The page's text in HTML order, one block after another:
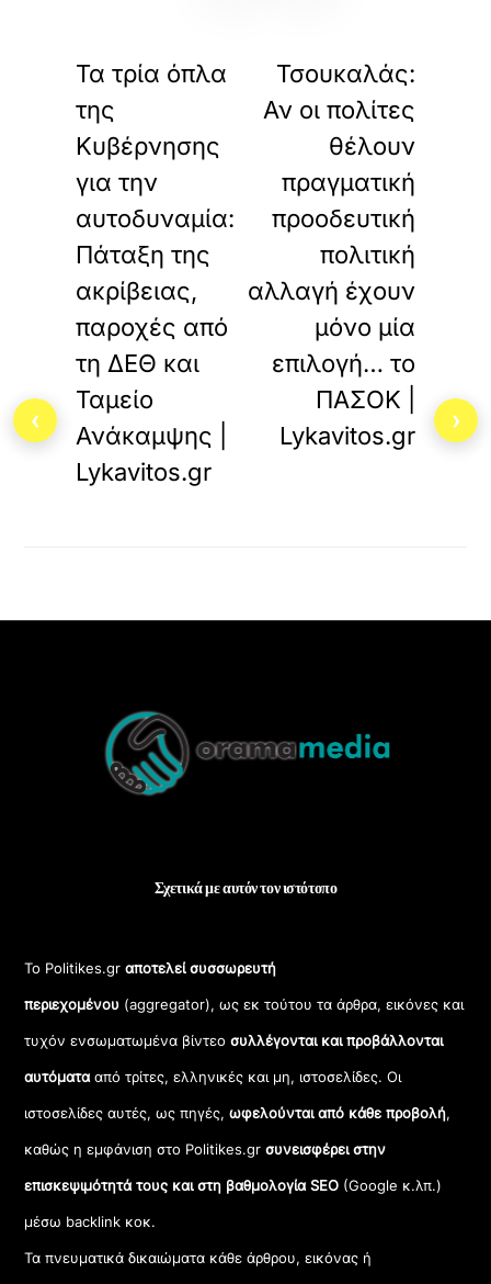
Τα τρία όπλα
της
Κυβέρνησης
για την
αυτοδυναμία:
Πάταξη της
ακρίβειας,
παροχές από
τη ΔΕΘ και
Ταμείο
Ανάκαμψης |
Lykavitos.gr
Τσουκαλάς:
Αν οι πολίτες
θέλουν
πραγματική
προοδευτική
πολιτική
αλλαγή έχουν
μόνο μία
επιλογή… το
ΠΑΣΟΚ |
Lykavitos.gr
Top
Σχετικά με αυτόν τον ιστότοπο
Το Politikes.grαποτελεί συσσωρευτή
περιεχομένου (aggregator), ως εκ τούτου τα άρθρα, εικόνες και
τυχόν ενσωματωμένα βίντεοσυλλέγονται και προβάλλονται
αυτόματααπό τρίτες, ελληνικές και μη, ιστοσελίδες. Οι
ιστοσελίδες αυτές, ως πηγές,ωφελούνται από κάθε προβολή,
καθώς η εμφάνιση στο Politikes.gr συνεισφέρει στην
επισκεψιμότητά τους και στη βαθμολογία SEO (Google κ.λπ.)
μέσω backlink κοκ.
Τα πνευματικά δικαιώματα κάθε άρθρου, εικόνας ή
‹ ›